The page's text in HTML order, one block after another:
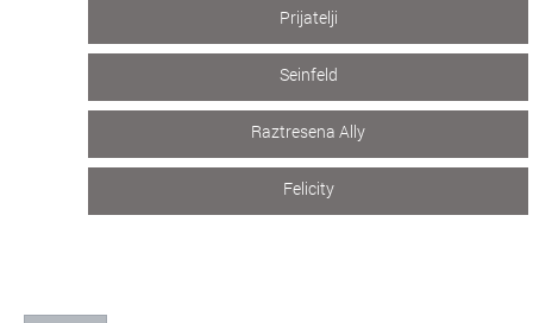
Prijatelji
Seinfeld
Raztresena Ally
Felicity